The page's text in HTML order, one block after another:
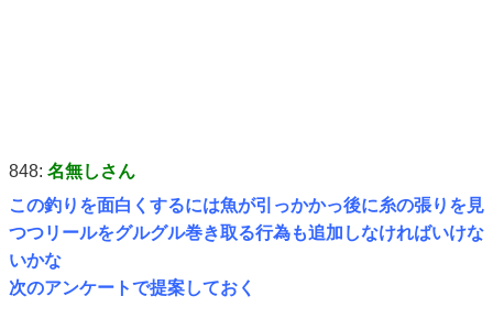
848: 名無しさん
この釣りを面白くするには魚が引っかかっ後に糸の張りを見
つつリールをグルグル巻き取る行為も追加しなければいけな
いかな
次のアンケートで提案しておく